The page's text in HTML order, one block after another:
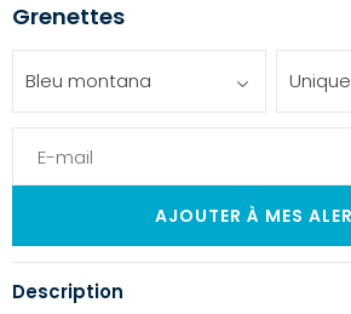
Grenettes
Bleu montana Unique
Description